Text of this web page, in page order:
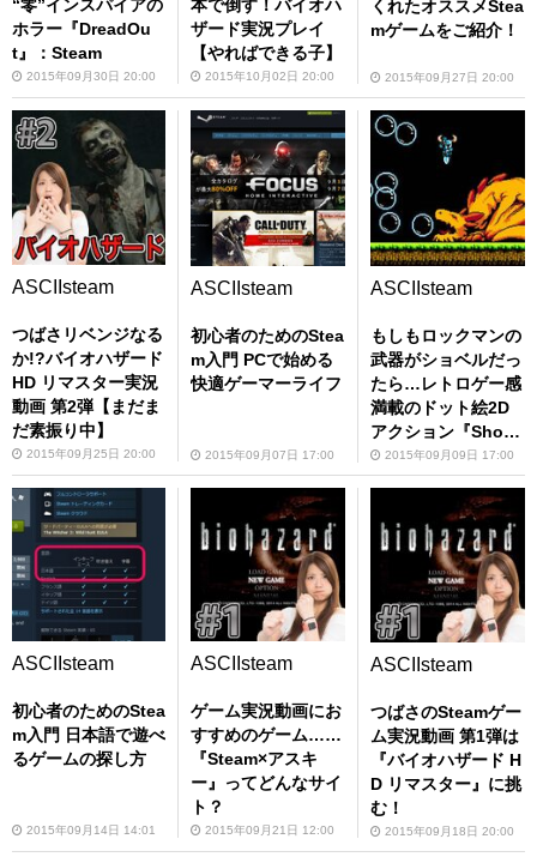
“零”インスパイアの
ホラー『DreadOu
t』：Steam
2015年09月30日 20:00
本で倒す！バイオハ
ザード実況プレイ
【やればできる子】
2015年10月02日 20:00
くれたオススメStea
mゲームをご紹介！
2015年09月27日 20:00
ASCIIsteam
つばさリベンジなる
か!?バイオハザード
HD リマスター実況
動画 第2弾【まだま
だ素振り中】
2015年09月25日 20:00
ASCIIsteam
初心者のためのStea
m入門 PCで始める
快適ゲーマーライフ
2015年09月07日 17:00
ASCIIsteam
もしもロックマンの
武器がショベルだっ
たら…レトロゲー感
満載のドット絵2D
アクション『Shove
l Knight』：Steam
2015年09月09日 17:00
ASCIIsteam
初心者のためのStea
m入門 日本語で遊べ
るゲームの探し方
2015年09月14日 14:01
ASCIIsteam
ゲーム実況動画にお
すすめのゲーム……
『Steam×アスキ
ー』ってどんなサイ
ト？
2015年09月21日 12:00
ASCIIsteam
つばさのSteamゲー
ム実況動画 第1弾は
『バイオハザード H
D リマスター』に挑
む！
2015年09月18日 20:00